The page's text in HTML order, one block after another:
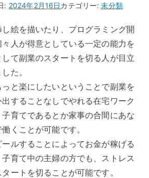
: 2024年2月16日カテゴリー:未分類
絵を描いたり、プログラミング開
人が得意としている一定の能力を
て副業のスタートを切る人が目立
た。
と楽にしたいということで副業を
することなしでやれる在宅ワーク
育てであるとか家事の合間にあな
くことが可能です。
ルすることによってお金が稼げる
育て中の主婦の方でも、ストレス
ートを切ることが可能です。